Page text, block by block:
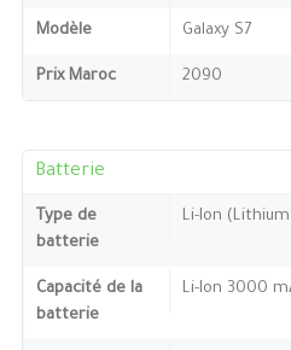
Modèle Galaxy S7
Prix Maroc 2090
Batterie
Type de
batterie
Li-Ion
Capacité de la
batterie
Li-Ion 3000